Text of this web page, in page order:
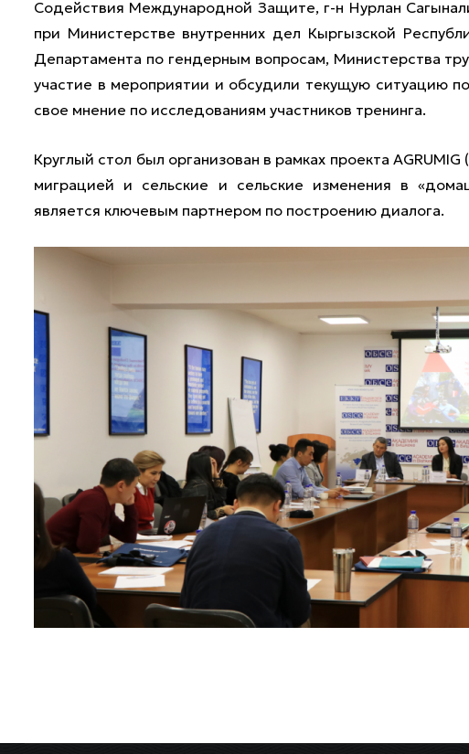
Содействия Международной Защите, г-н Нурлан
при Министерстве внутренних дел Кыргызской
Департамента по гендерным вопросам, Министерства
участие в мероприятии и обсудили текущую ситуацию
свое мнение по исследованиям участников тренинга.
Круглый стол был организован в рамках проекта
миграцией и сельские и сельские изменения в
является ключевым партнером по построению диалога.